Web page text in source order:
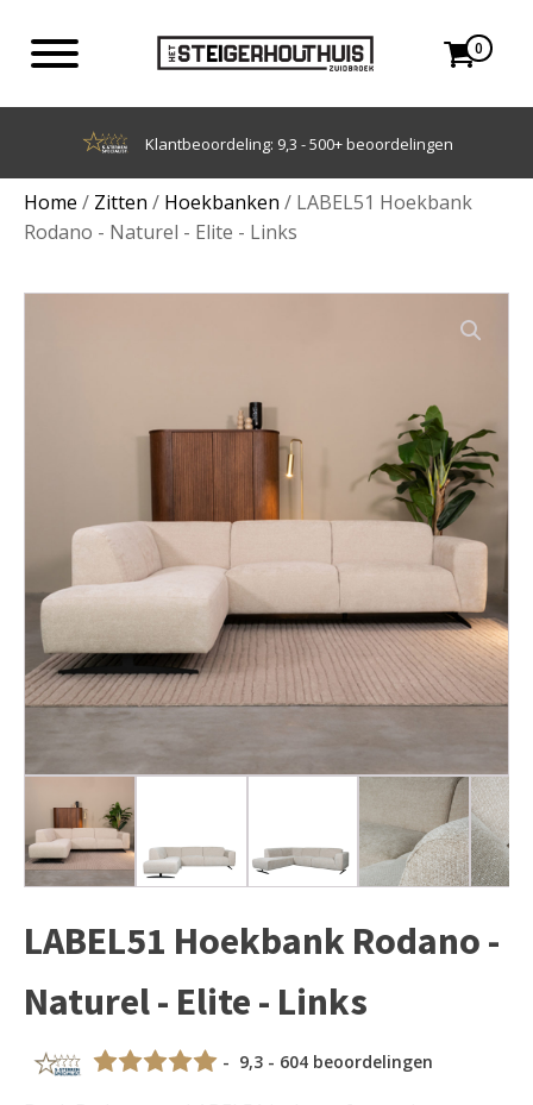
0
Achteraf betalen met Klarna
Home / Zitten / Hoekbanken / LABEL51 Hoekbank
Rodano - Naturel - Elite - Links
LABEL51 Hoekbank Rodano -
Naturel - Elite - Links
- 9,3 - 604 beoordelingen